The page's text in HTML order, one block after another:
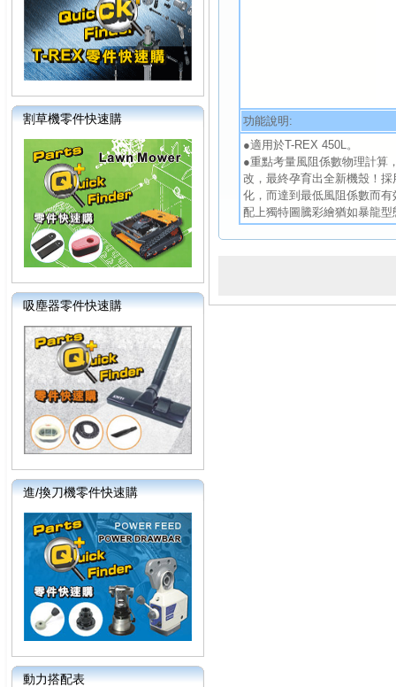
割草機零件快速購
吸塵器零件快速購
進/換刀機零件快速購
動力搭配表
功能說明:
●適用於T-REX 450L。
●重點考量風阻係數物理計算
改，最終孕育出全新機殼！
化，而達到最低風阻係數而
配上獨特圖騰彩繪猶如暴龍